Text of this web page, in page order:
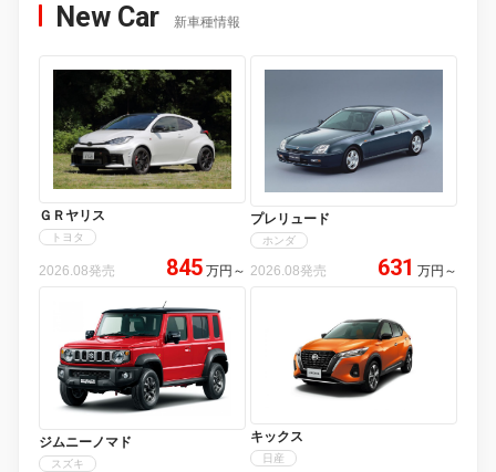
New Car 新車種情報
ＧＲヤリス
トヨタ
2026.08発売 845 万円 ～
プレリュード
ホンダ
2026.08発売 631 万円 ～
ジムニーノマド
スズキ
キックス
日産